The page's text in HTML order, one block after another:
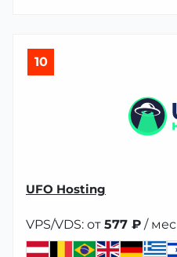
10
UFO Hosting
VPS/VDS: от 577 ₽ / мес